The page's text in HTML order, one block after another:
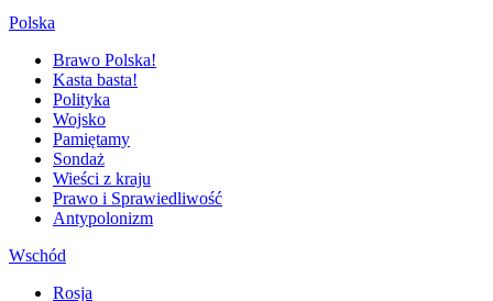
Polska
Brawo Polska!
Kasta basta!
Polityka
Wojsko
Pamiętamy
Sondaż
Wieści z kraju
Prawo i Sprawiedliwość
Antypolonizm
Wschód
Rosja